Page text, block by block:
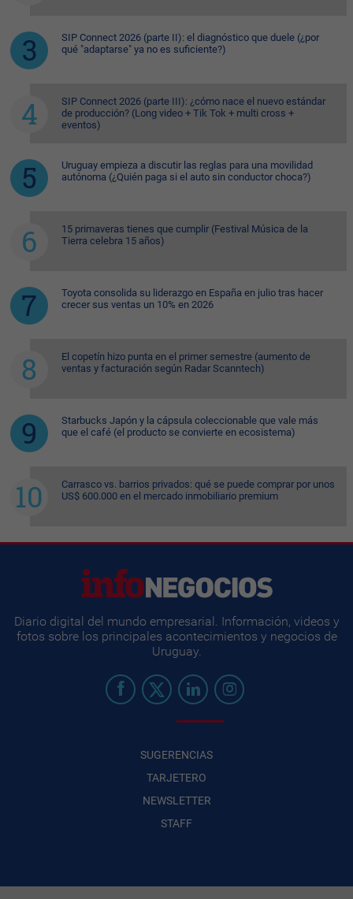
SIP Connect 2026 (parte II): el diagnóstico que duele (¿por
qué "adaptarse" ya no es suficiente?)
SIP Connect 2026 (parte III): ¿cómo nace el nuevo estándar
de producción? (Long video + Tik Tok + multi cross +
eventos)
Uruguay empieza a discutir las reglas para una movilidad
autónoma (¿Quién paga si el auto sin conductor choca?)
15 primaveras tienes que cumplir (Festival Música de la
Tierra celebra 15 años)
Toyota consolida su liderazgo en España en julio tras hacer
crecer sus ventas un 10% en 2026
El copetín hizo punta en el primer semestre (aumento de
ventas y facturación según Radar Scanntech)
Starbucks Japón y la cápsula coleccionable que vale más
que el café (el producto se convierte en ecosistema)
Carrasco vs. barrios privados: qué se puede comprar por unos
US$ 600.000 en el mercado inmobiliario premium
Diario digital del mundo empresarial. Información, videos y
fotos sobre los principales acontecimientos y negocios de
Uruguay.
SUGERENCIAS
TARJETERO
NEWSLETTER
STAFF